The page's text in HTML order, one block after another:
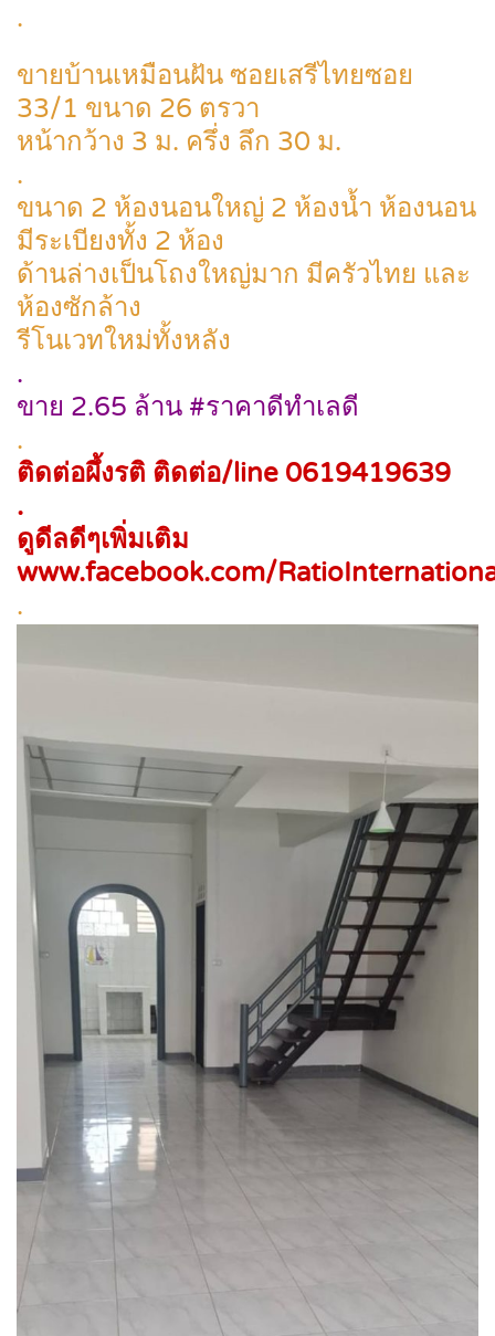
.
ขายบ้านเหมือนฝัน ซอยเสรีไทยซอย
33/1 ขนาด 26 ตรวา
หน้ากว้าง 3 ม. ครึ่ง ลึก 30 ม.
.
ขนาด 2 ห้องนอนใหญ่ 2 ห้องน้ำ ห้องนอน
มีระเบียงทั้ง 2 ห้อง
ด้านล่างเป็นโถงใหญ่มาก มีครัวไทย และ
ห้องซักล้าง
รีโนเวทใหม่ทั้งหลัง
.
ขาย 2.65 ล้าน #ราคาดีทำเลดี
.
ติดต่อผึ้งรติ ติดต่อ/line 0619419639
.
ดูดีลดีๆเพิ่มเติม
www.facebook.com/
.